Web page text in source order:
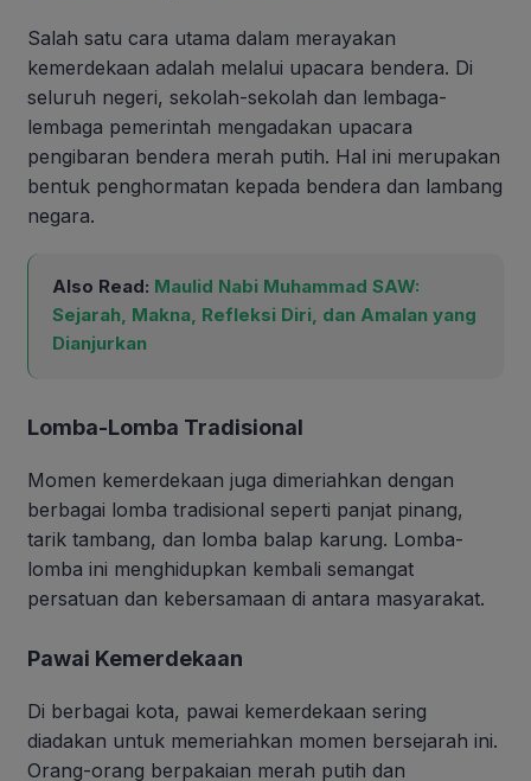
Salah satu cara utama dalam merayakan
kemerdekaan adalah melalui upacara bendera. Di
seluruh negeri, sekolah-sekolah dan lembaga-
lembaga pemerintah mengadakan upacara
pengibaran bendera merah putih. Hal ini merupakan
bentuk penghormatan kepada bendera dan lambang
negara.
Also Read: Maulid Nabi Muhammad SAW:
Sejarah, Makna, Refleksi Diri, dan Amalan yang
Dianjurkan
Lomba-Lomba Tradisional
Momen kemerdekaan juga dimeriahkan dengan
berbagai lomba tradisional seperti panjat pinang,
tarik tambang, dan lomba balap karung. Lomba-
lomba ini menghidupkan kembali semangat
persatuan dan kebersamaan di antara masyarakat.
Pawai Kemerdekaan
Di berbagai kota, pawai kemerdekaan sering
diadakan untuk memeriahkan momen bersejarah ini.
Orang-orang berpakaian merah putih dan